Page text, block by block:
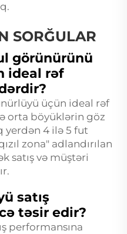
SORĞULAR
görünürünü
ideal rəf
üçün ideal rəf
orta böyüklərin göz
yerdən 4 ilə 5 fut
zona" adlandırılan
satış və müştəri
satış
təsir edir?
performansına